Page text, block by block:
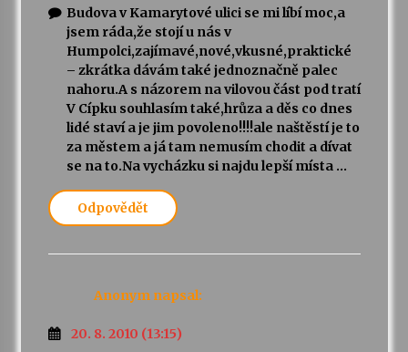
Budova v Kamarytové ulici se mi líbí moc,a
jsem ráda,že stojí u nás v
Humpolci,zajímavé,nové,vkusné,praktické
– zkrátka dávám také jednoznačně palec
nahoru.A s názorem na vilovou část pod tratí
V Cípku souhlasím také,hrůza a děs co dnes
lidé staví a je jim povoleno!!!!ale naštěstí je to
za městem a já tam nemusím chodit a dívat
se na to.Na vycházku si najdu lepší místa …
Odpovědět
Anonym napsal:
20. 8. 2010 (13:15)